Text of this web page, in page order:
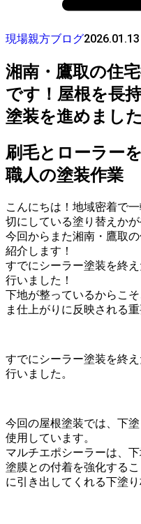
現場親方ブログ2026.01.13
湘南・鷹取の住
です！屋根を長
塗装を進めました
刷毛とローラー
職人の塗装作業
こんにちは！地域密着で
切にしている塗り替えか
今回からまた湘南・鷹取
紹介します！
すでにシーラー塗装を終
行いました！
下地が整っているからこ
ま仕上がりに反映される重
すでにシーラー塗装を終
行いました。
今回の屋根塗装では、下
使用しています。
マルチエポシーラーは、
塗膜との付着を強化する
に引き出してくれる下塗り